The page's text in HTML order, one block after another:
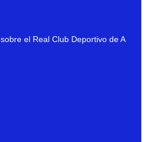
sobre el Real Club Deportivo de A